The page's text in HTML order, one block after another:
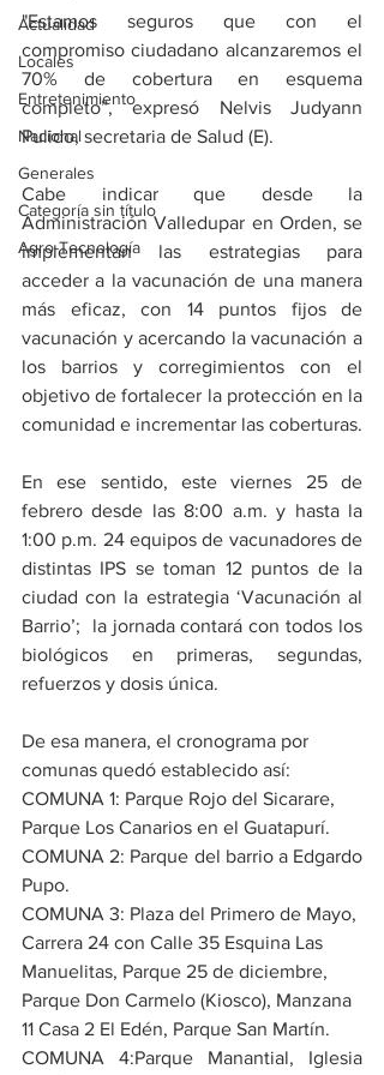
Actualidad
Locales
Entretenimiento
Nacional
Generales
Categoría sin título
Agro-Tecnología
"Estamos seguros que con el
compromiso ciudadano alcanzaremos el
70% de cobertura en esquema
completo”, expresó Nelvis Judyann
Pulido, secretaria de Salud (E).
Cabe indicar que desde la
Administración Valledupar en Orden, se
implementan las estrategias para
acceder a la vacunación de una manera
más eficaz, con 14 puntos fijos de
vacunación y acercando la vacunación a
los barrios y corregimientos con el
objetivo de fortalecer la protección en la
comunidad e incrementar las coberturas.
En ese sentido, este viernes 25 de
febrero desde las 8:00 a.m. y hasta la
1:00 p.m. 24 equipos de vacunadores de
distintas IPS se toman 12 puntos de la
ciudad con la estrategia ‘Vacunación al
Barrio’;  la jornada contará con todos los
biológicos en primeras, segundas,
refuerzos y dosis única.
De esa manera, el cronograma por
comunas quedó establecido así:
COMUNA 1: Parque Rojo del Sicarare,
Parque Los Canarios en el Guatapurí.
COMUNA 2: Parque del barrio a Edgardo
Pupo.
COMUNA 3: Plaza del Primero de Mayo,
Carrera 24 con Calle 35 Esquina Las
Manuelitas, Parque 25 de diciembre,
Parque Don Carmelo (Kiosco), Manzana
11 Casa 2 El Edén, Parque San Martín.
COMUNA 4:Parque Manantial, Iglesia